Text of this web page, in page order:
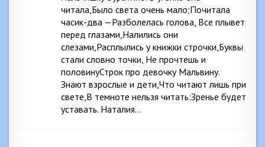
читала,Было света очень мало;Почитала
часик-два —Разболелась голова, Все плывет
перед глазами,Налились они
слезами,Расплылись у книжки строчки,Буквы
стали словно точки, Не прочтешь и
половинуСтрок про девочку Мальвину.
Знают взрослые и дети,Что читают лишь при
свете,В темноте нельзя читать:Зренье будет
уставать. Наталия…